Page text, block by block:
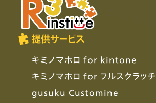
提供サービス
キミノマホロ for kintone
キミノマホロ for フルスクラッチ
gusuku Customine